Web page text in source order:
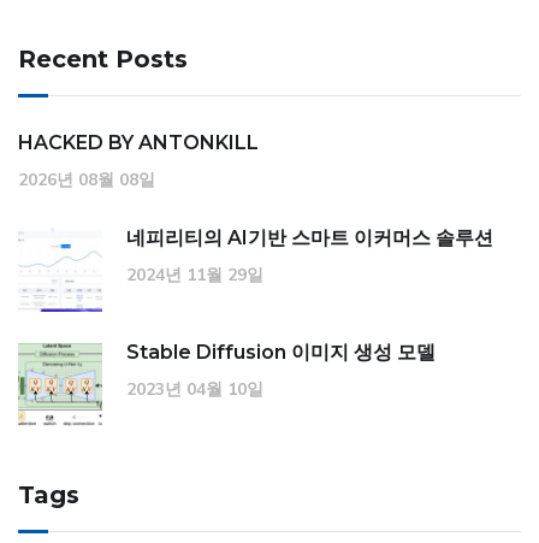
Recent Posts
HACKED BY ANTONKILL
2026년 08월 08일
네피리티의 AI기반 스마트 이커머스 솔루션
2024년 11월 29일
Stable Diffusion 이미지 생성 모델
2023년 04월 10일
Tags